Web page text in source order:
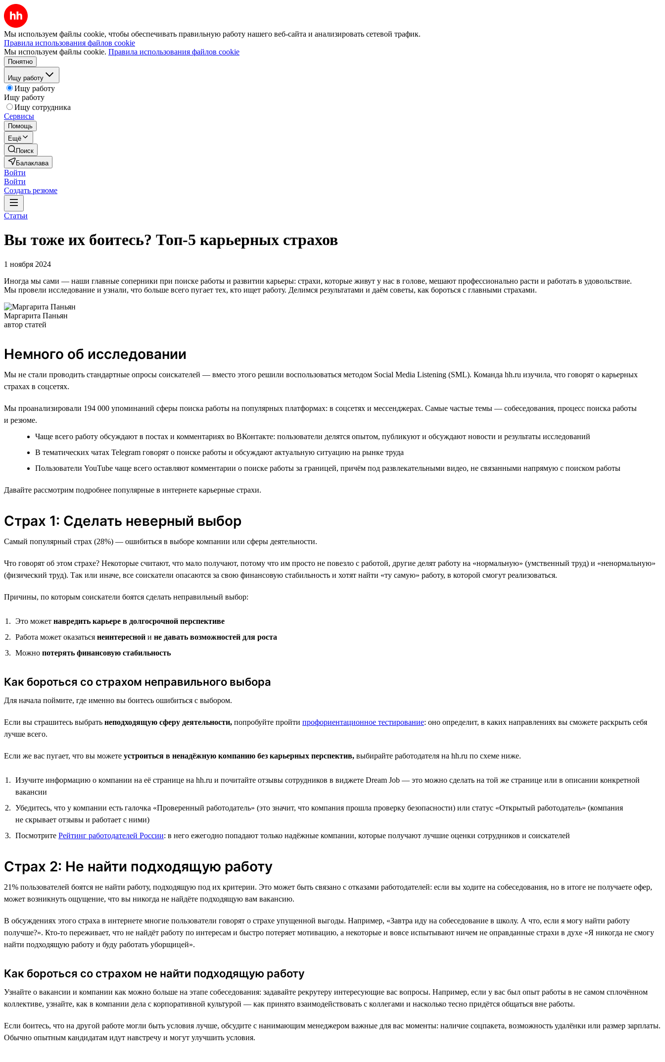
Мы используем файлы cookie, чтобы обеспечивать правильную работу нашего веб-сайта и анализировать сетевой трафик.
Правила использования файлов cookie
Мы используем файлы cookie. Правила использования файлов cookie
Понятно
Ищу работу
Ищу работу
Ищу работу
Ищу сотрудника
Сервисы
Помощь
Ещё
Поиск
Балаклава
Войти
Войти
Создать резюме
Статьи
Вы тоже их боитесь? Топ-5 карьерных страхов
1 ноября 2024
Иногда мы сами — наши главные соперники при поиске работы и развитии карьеры: страхи, которые живут у нас в голове, мешают профессионально расти и работать в удовольствие.
Мы провели исследование и узнали, что больше всего пугает тех, кто ищет работу. Делимся результатами и даём советы, как бороться с главными страхами.
Маргарита Паньян
автор статей
Немного об исследовании
Мы не стали проводить стандартные опросы соискателей — вместо этого решили воспользоваться методом Social Media Listening (SML). Команда hh.ru изучила, что говорят о карьерных
страхах в соцсетях.
Мы проанализировали 194 000 упоминаний сферы поиска работы на популярных платформах: в соцсетях и мессенджерах. Самые частые темы — собеседования, процесс поиска работы
и резюме.
Чаще всего работу обсуждают в постах и комментариях во ВКонтакте: пользователи делятся опытом, публикуют и обсуждают новости и результаты исследований
В тематических чатах Telegram говорят о поиске работы и обсуждают актуальную ситуацию на рынке труда
Пользователи YouTube чаще всего оставляют комментарии о поиске работы за границей, причём под развлекательными видео, не связанными напрямую с поиском работы
Давайте рассмотрим подробнее популярные в интернете карьерные страхи.
Страх 1: Сделать неверный выбор
Самый популярный страх (28%) — ошибиться в выборе компании или сферы деятельности.
Что говорят об этом страхе? Некоторые считают, что мало получают, потому что им просто не повезло с работой, другие делят работу на «нормальную» (умственный труд) и «ненормальную»
(физический труд). Так или иначе, все соискатели опасаются за свою финансовую стабильность и хотят найти «ту самую» работу, в которой смогут реализоваться.
Причины, по которым соискатели боятся сделать неправильный выбор:
Это может навредить карьере в долгосрочной перспективе
Работа может оказаться неинтересной и не давать возможностей для роста
Можно потерять финансовую стабильность
Как бороться со страхом неправильного выбора
Для начала поймите, где именно вы боитесь ошибиться с выбором.
Если вы страшитесь выбрать неподходящую сферу деятельности, попробуйте пройти профориентационное тестирование: оно определит, в каких направлениях вы сможете раскрыть себя
лучше всего.
Если же вас пугает, что вы можете устроиться в ненадёжную компанию без карьерных перспектив, выбирайте работодателя на hh.ru по схеме ниже.
Изучите информацию о компании на её странице на hh.ru и почитайте отзывы сотрудников в виджете Dream Job — это можно сделать на той же странице или в описании конкретной
вакансии
Убедитесь, что у компании есть галочка «Проверенный работодатель» (это значит, что компания прошла проверку безопасности) или статус «Открытый работодатель» (компания
не скрывает отзывы и работает с ними)
Посмотрите Рейтинг работодателей России: в него ежегодно попадают только надёжные компании, которые получают лучшие оценки сотрудников и соискателей
Страх 2: Не найти подходящую работу
21% пользователей боятся не найти работу, подходящую под их критерии. Это может быть связано с отказами работодателей: если вы ходите на собеседования, но в итоге не получаете офер,
может возникнуть ощущение, что вы никогда не найдёте подходящую вам вакансию.
В обсуждениях этого страха в интернете многие пользователи говорят о страхе упущенной выгоды. Например, «Завтра иду на собеседование в школу. А что, если я могу найти работу
получше?». Кто-то переживает, что не найдёт работу по интересам и быстро потеряет мотивацию, а некоторые и вовсе испытывают ничем не оправданные страхи в духе «Я никогда не смогу
найти подходящую работу и буду работать уборщицей».
Как бороться со страхом не найти подходящую работу
Узнайте о вакансии и компании как можно больше на этапе собеседования: задавайте рекрутеру интересующие вас вопросы. Например, если у вас был опыт работы в не самом сплочённом
коллективе, узнайте, как в компании дела с корпоративной культурой — как принято взаимодействовать с коллегами и насколько тесно придётся общаться вне работы.
Если боитесь, что на другой работе могли быть условия лучше, обсудите с нанимающим менеджером важные для вас моменты: наличие соцпакета, возможность удалёнки или размер зарплаты.
Обычно опытным кандидатам идут навстречу и могут улучшить условия.